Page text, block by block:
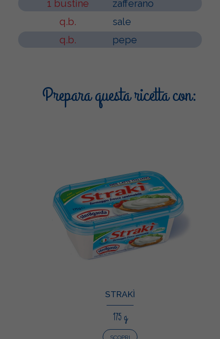
1 bustine
zafferano
q.b.
sale
q.b.
pepe
Prepara questa ricetta con:
STRAKÌ
175 g
SCOPRI